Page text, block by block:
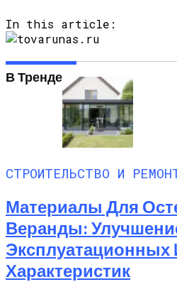
In this article:
В Тренде
СТРОИТЕЛЬСТВО И
Материалы Для
Веранды:
Эксплуатационных
Характеристик